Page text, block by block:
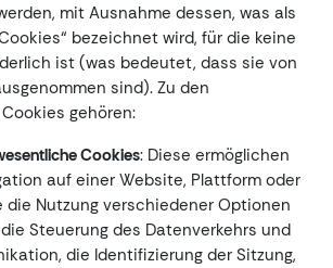
mit Ausnahme dessen, was als
bezeichnet wird, für die keine
ist (was bedeutet, dass sie von
sind). Zu den
gehören:
Cookies: Diese ermöglichen
auf einer Website, Plattform oder
die Nutzung verschiedener Optionen
Steuerung des Datenverkehrs und
die Identifizierung der Sitzung,